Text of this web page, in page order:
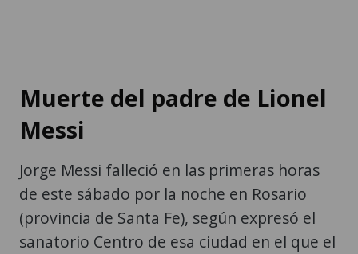
Muerte del padre de Lionel
Messi
Jorge Messi falleció en las primeras horas
de este sábado por la noche en Rosario
(provincia de Santa Fe), según expresó el
sanatorio Centro de esa ciudad en el que el